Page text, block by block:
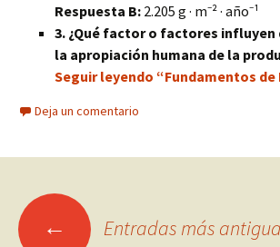
Respuesta B: 2.205 g · m⁻² · año⁻¹
3. ¿Qué factor o factores
la apropiación humana de la
Seguir leyendo “Fundamentos
Deja un comentario
Ir ← Entradas más